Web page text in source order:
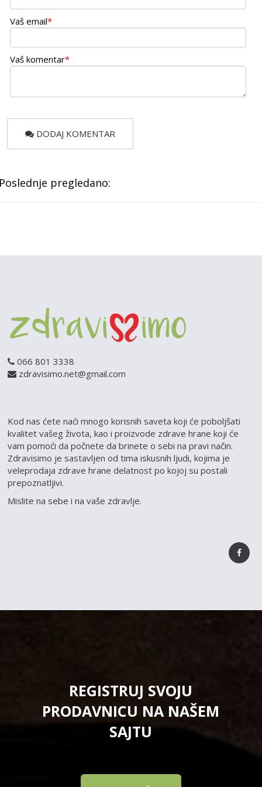
Vaš email*
Vaš komentar*
DODAJ KOMENTAR
pregledano:
066 801 3338
zdravisimo.net@gmail.com
Kod nas ćete naći mnogo korisnih saveta koji će poboljšati
kvalitet vašeg života, kao i proizvode zdrave hrane koji će
vam pomoći da počnete da brinete o sebi na pravi način.
Zdravisimo je sastavljen od tima iskusnih ljudi, kojima je
veleprodaja zdrave hrane delatnost po kojoj su postali
prepoznatljivi.
Mislite na sebe i na vaše zdravlje.
REGISTRUJ SVOJU
PRODAVNICU NA NAŠEM
SAJTU